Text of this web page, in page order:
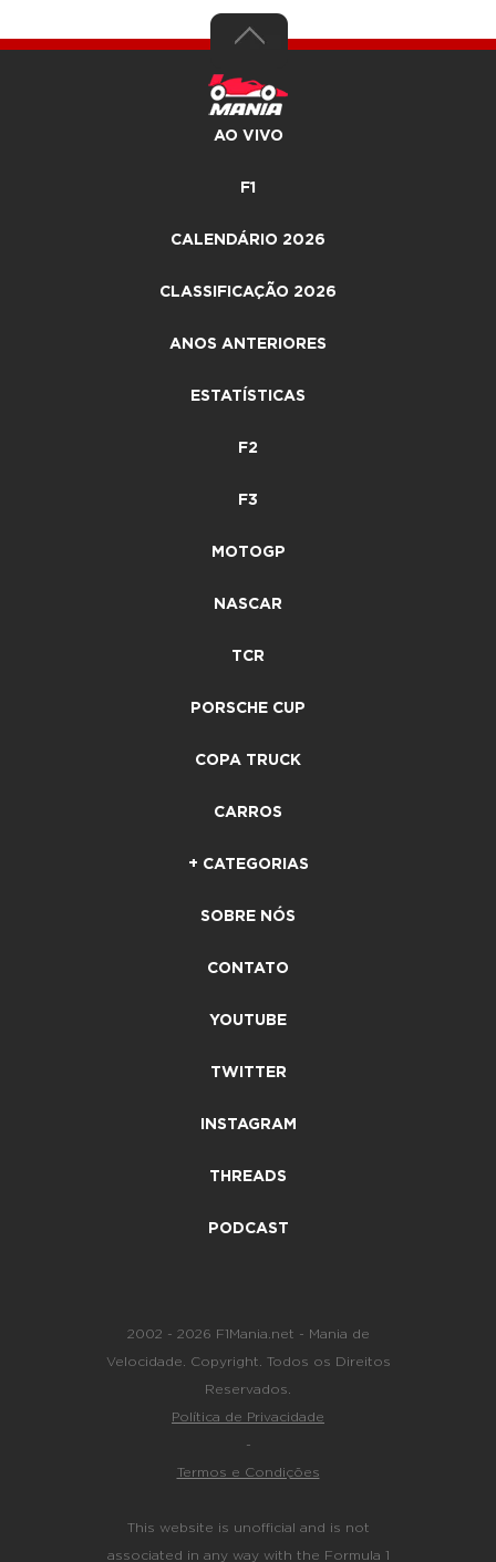
AO VIVO
F1
CALENDÁRIO 2026
CLASSIFICAÇÃO 2026
ANOS ANTERIORES
ESTATÍSTICAS
F2
F3
MOTOGP
NASCAR
TCR
PORSCHE CUP
COPA TRUCK
CARROS
+ CATEGORIAS
SOBRE NÓS
CONTATO
YOUTUBE
TWITTER
INSTAGRAM
THREADS
PODCAST
2002 - 2026 F1Mania.net - Mania de
Velocidade. Copyright. Todos os Direitos
Reservados.
Política de Privacidade
-
Termos e Condições
This website is unofficial and is not
associated in any way with the Formula 1